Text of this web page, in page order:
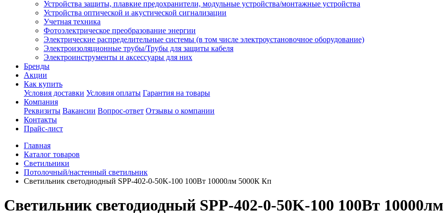
Устройства защиты, плавкие предохранители, модульные устройства/монтажные устройства
Устройства оптической и акустической сигнализации
Учетная техника
Фотоэлектрическое преобразование энергии
Электрические распределительные системы (в том числе электроустановочное оборудование)
Электроизоляционные трубы/Трубы для защиты кабеля
Электроинструменты и аксессуары для них
Бренды
Акции
Как купить
Условия доставки Условия оплаты Гарантия на товары
Компания
Реквизиты Вакансии Вопрос-ответ Отзывы о компании
Контакты
Прайс-лист
Главная
Каталог товаров
Светильники
Потолочный/настенный светильник
Светильник светодиодный SPP-402-0-50K-100 100Вт 10000лм 5000К Кп
Светильник светодиодный SPP-402-0-50K-100 100Вт